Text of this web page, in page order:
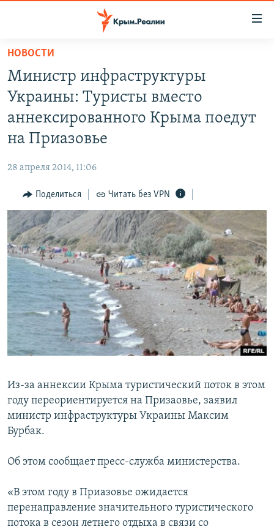
Вернуться
основному
содержанию
Вернутся
главной
Вернутся
поиску
СПЕЦПРОЕКТЫ
КАРТА ВОЕННЫХ ОБЪЕКТОВ КРЫМА
ВОДА
ИСТОРИЯ
ИНТЕРАКТИВ
ИНФОГРАФИКА
ТЕЛЕПРОЕКТ КРЫМ.РЕАЛИИ
СОВЕТЫ ПРАВОЗАЩИТНИКОВ
ПРОПАВШИЕ БЕЗ ВЕСТИ
ПОБЕДИТЕЛЕЙ НЕ СУДЯТ?
КРЫМ.НЕПОКОРЕННЫЙ
ELIFBE
УКРАИНСКАЯ ПРОБЛЕМА КРЫМА
РАДІО СВОБОДА
КАК ОБОЙТИ БЛОКИРОВКУ
Українською
Qırımtatar
ПРИСОЕДИНЯЙТЕСЬ!
НОВОСТИ
Министр инфраструктуры
Украины: Туристы вместо
аннексированного Крыма поедут
на Приазовье
28 апреля 2014, 11:06
Поделиться Читать без VPN
Из-за аннексии Крыма туристический поток в этом
году переориентируется на Призаовье, заявил
министр инфраструктуры Украины Максим
Бурбак.
Об этом сообщает пресс-служба министерства.
«В этом году в Приазовье ожидается
перенаправление значительного туристического
потока в сезон летнего отдыха в связи со